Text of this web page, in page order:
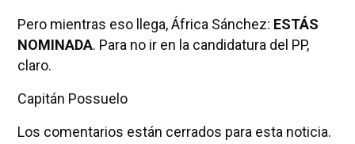
Pero mientras eso llega, África Sánchez: ESTÁS
NOMINADA. Para no ir en la candidatura del PP,
claro.
Capitán Possuelo
Los comentarios están cerrados para esta noticia.